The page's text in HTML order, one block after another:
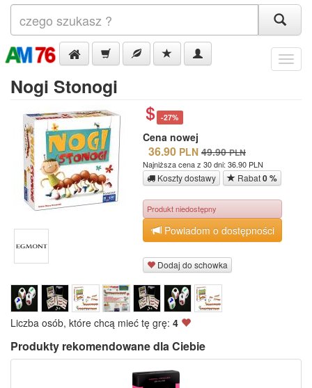
Menu
Nogi Stonogi
-27%
Cena nowej
36.90 PLN 49.90 PLN
Najniższa cena z 30 dni: 36.90 PLN
Koszty dostawy Rabat0 %
Produkt niedostępny
Powiadom o dostępności
Dodaj do schowka
Liczba osób, które chcą mieć tę grę: 4
Produkty rekomendowane dla Ciebie